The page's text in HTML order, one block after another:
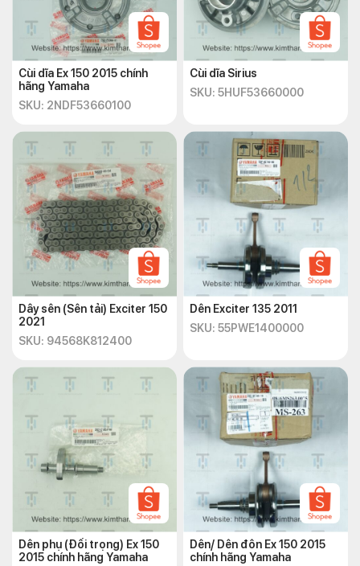
Cùi dĩa Ex 150 2015 chính
hãng Yamaha
SKU: 2NDF53660100
Cùi dĩa Sirius
SKU: 5HUF53660000
Dây sên (Sên tải) Exciter 150
2021
SKU: 94568K812400
Dên Exciter 135 2011
SKU: 55PWE1400000
Dên phụ (Đối trọng) Ex 150
2015 chính hãng Yamaha
Dên/ Dên đôn Ex 150 2015
chính hãng Yamaha